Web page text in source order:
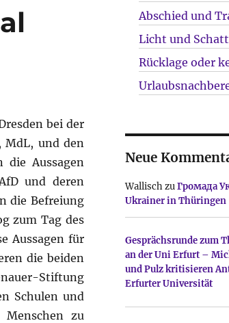
bei der
MdL, und den
die Aussagen
und deren
die Befreiung
zum Tag des
Aussagen für
die beiden
Stiftung
Schulen und
Menschen zu
Abschied und
Licht und
Rücklage oder
Neue
WallischzuГромада
Ukrainer in Thüringen
Gesprächsrunde zum
an der Uni Erfurt –
und Pulz kritisieren
Erfurter Universität